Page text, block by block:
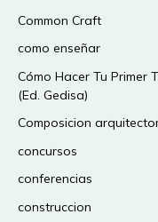
Common Craft
como enseñar
Cómo Hacer Tu Primer
(Ed. Gedisa)
Composicion
concursos
conferencias
construccion